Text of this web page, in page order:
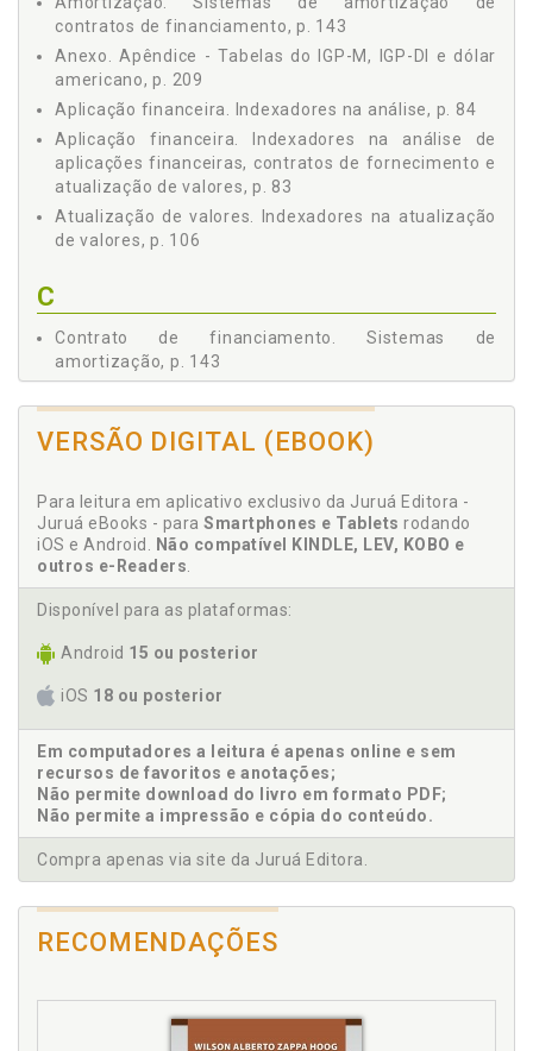
3.2 OS INDEXADORES NA ANÁLISE DE CONTRATOS DE
FORNECIMENTO, p. 96
3.3 OS INDEXADORES NA ATUALIZAÇÃO DE VALORES, p.
Capítulo 4 - SISTEMAS DE AMORTIZAÇÃO DE CONTRATOS
DE FINANCIAMENTO, p. 143
4.1 SISTEMAS DE AMORTIZAÇÃO, p. 144
4.2 SISTEMA DE AMORTIZAÇÃO FRANCÊS OU TABELA
PRICE, p. 151
4.3 MÉTODO LINEAR PONDERADO (OU DE GAUSS), p. 186
4.6 SISTEMA DE AMORTIZAÇÃO CRESCENTE - SACRE, p.
200
REFERÊNCIAS, p. 207
ANEXO, p. 209
AMERICANO, p. 209
contratos de financiamento, p. 143
Anexo. Apêndice - Tabelas do IGP-M, IGP-DI e dólar
americano, p. 209
Aplicação financeira. Indexadores na análise, p. 84
Aplicação financeira. Indexadores na análise de
aplicações financeiras, contratos de fornecimento e
atualização de valores, p. 83
Atualização de valores. Indexadores na atualização
de valores, p. 106
C
Contrato de financiamento. Sistemas de
amortização, p. 143
p. 96
Contrato de fornecimento. Indexadores na análise
fornecimento e atualização de valores, p. 83
D
Deflação. Número índice: uma ferramenta para
deflacionar valores, p. 35
F
Financiamento empresarial. Comparabilidade de
dados e moedas, p. 76
Financiamento empresarial. Indexadores na análise
da situação de financiamento empresarial, p. 51
Financiamento empresarial. Indexadores na prática
de conversão de informações em moeda constante,
p. 59
Financiamento empresarial. Valores correntes ou
VERSÃO DIGITAL (EBOOK)
Para leitura em aplicativo exclusivo da Juruá Editora -
Juruá eBooks - para Smartphones e Tablets rodando
iOS e Android. Não compatível KINDLE, LEV, KOBO e
outros e-Readers.
Disponível para as plataformas:
Android 15 ou posterior
iOS 18 ou posterior
Em computadores a leitura é apenas online e sem
recursos de favoritos e anotações;
Não permite download do livro em formato PDF;
Não permite a impressão e cópia do conteúdo.
Compra apenas via site da Juruá Editora.
RECOMENDAÇÕES